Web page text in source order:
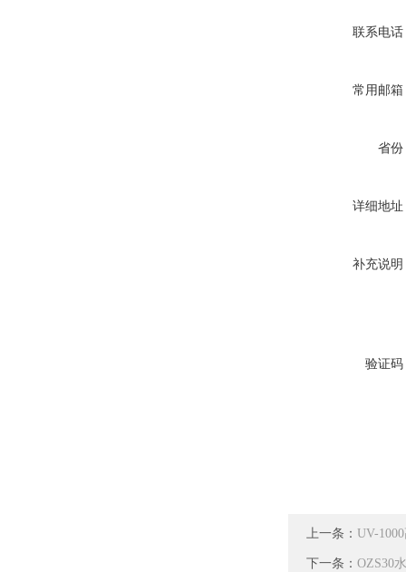
联系电话
常用邮箱
省份
详细地址
补充说明
验证码
上一条： UV-
下一条： OZS30